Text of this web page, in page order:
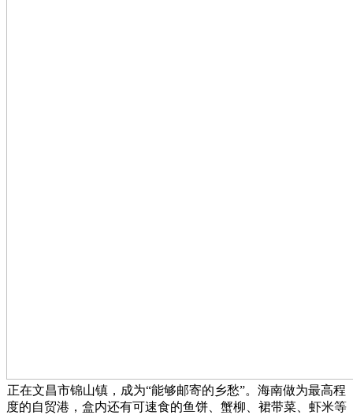
正在文昌市锦山镇，成为“能够邮寄的乡愁”。海南做为最高程
度的自贸港，盒内还有可速食的鱼饼、蟹柳、裙带菜、虾米等